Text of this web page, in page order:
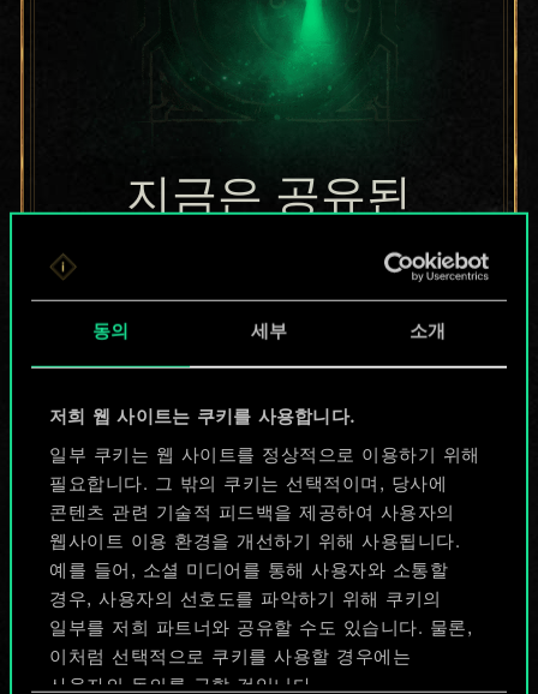
동의 세부 소개
저희 웹 사이트는 쿠키를 사용합니다.
일부 쿠키는 웹 사이트를 정상적으로 이용하기 위해
필요합니다. 그 밖의 쿠키는 선택적이며, 당사에
콘텐츠 관련 기술적 피드백을 제공하여 사용자의
웹사이트 이용 환경을 개선하기 위해 사용됩니다.
예를 들어, 소셜 미디어를 통해 사용자와 소통할
경우, 사용자의 선호도를 파악하기 위해 쿠키의
일부를 저희 파트너와 공유할 수도 있습니다. 물론,
이처럼 선택적으로 쿠키를 사용할 경우에는
사용자의 동의를 구할 것입니다.
지금은 공유된
카드들에 지나지
않지만
무궁무진한
가능성을 가지고
있습니다!
덱 이름 짓기 & 가이드 작성하기
덱 편집